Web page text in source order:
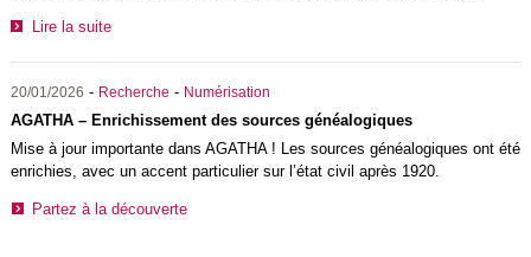
Lire la suite
20/01/2026 - Recherche - Numérisation
AGATHA – Enrichissement des sources généalogiques
Mise à jour importante dans AGATHA ! Les sources généalogiques ont été
enrichies, avec un accent particulier sur l’état civil après 1920.
Partez à la découverte